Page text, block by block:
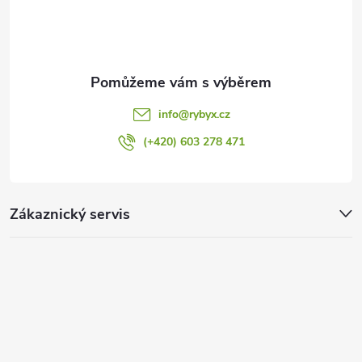
Zákaznický servis
info@rybyx.cz
(+420) 603 278 471